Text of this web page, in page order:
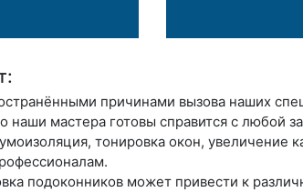
причинами вызова наших
мастера готовы справится с любой
тонировка окон, увеличение
подоконников может привести к